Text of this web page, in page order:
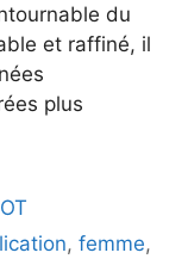
du
et raffiné, il
plus
,femme,